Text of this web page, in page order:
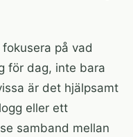
på vad
för dag, inte bara
är det hjälpsamt
eller ett
samband mellan